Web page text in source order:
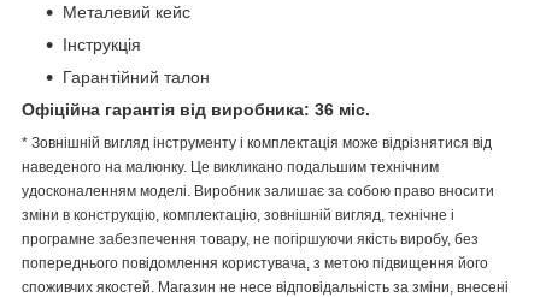
Металевий кейс
Інструкція
Гарантійний талон
Офіційна гарантія від виробника: 36 міс.
* Зовнішній вигляд інструменту і комплектація може відрізнятися від
наведеного на малюнку. Це викликано подальшим технічним
удосконаленням моделі. Виробник залишає за собою право вносити
зміни в конструкцію, комплектацію, зовнішній вигляд, технічне і
програмне забезпечення товару, не погіршуючи якість виробу, без
попереднього повідомлення користувача, з метою підвищення його
споживчих якостей. Магазин не несе відповідальність за зміни, внесені